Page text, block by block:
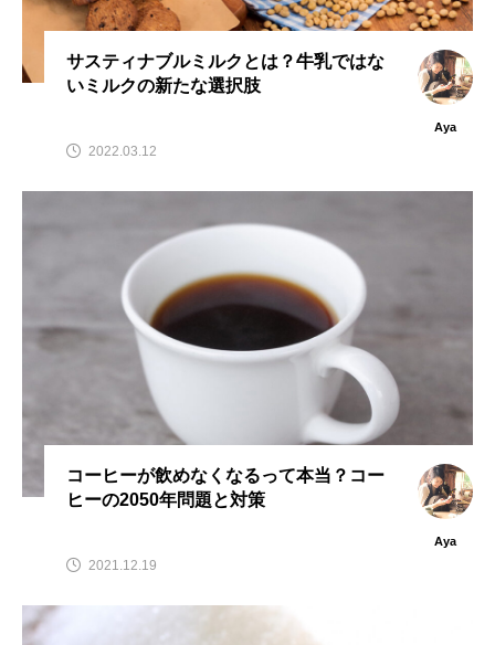
サスティナブルミルクとは？牛乳ではな
いミルクの新たな選択肢
Aya
2022.03.12
コーヒーが飲めなくなるって本当？コー
ヒーの2050年問題と対策
Aya
2021.12.19